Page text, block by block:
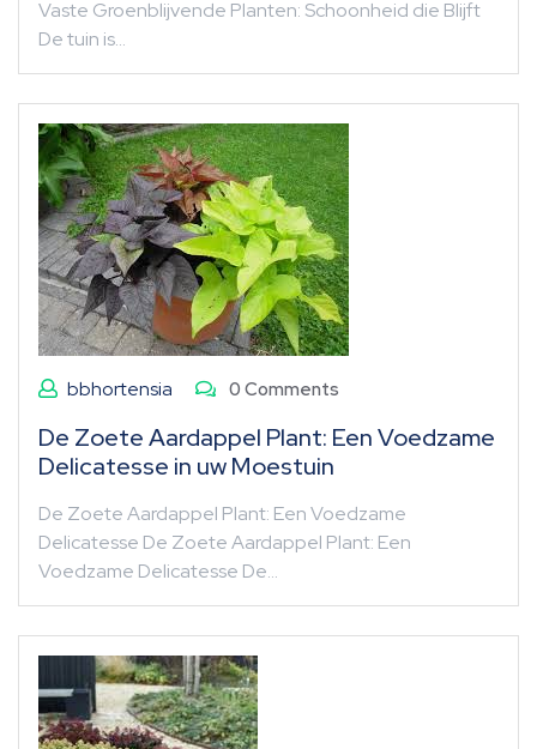
Vaste Groenblijvende Planten: Schoonheid die Blijft
De tuin is…
bbhortensia 0 Comments
De Zoete Aardappel Plant: Een Voedzame
Delicatesse in uw Moestuin
De Zoete Aardappel Plant: Een Voedzame
Delicatesse De Zoete Aardappel Plant: Een
Voedzame Delicatesse De…